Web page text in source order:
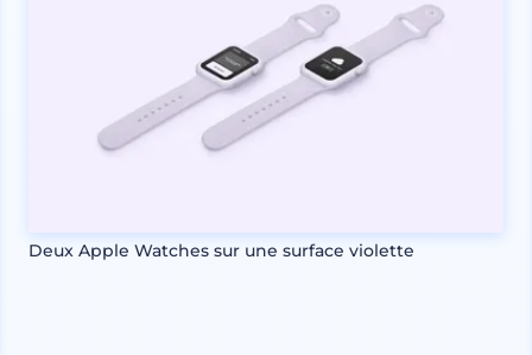
Deux Apple Watches sur une surface violette